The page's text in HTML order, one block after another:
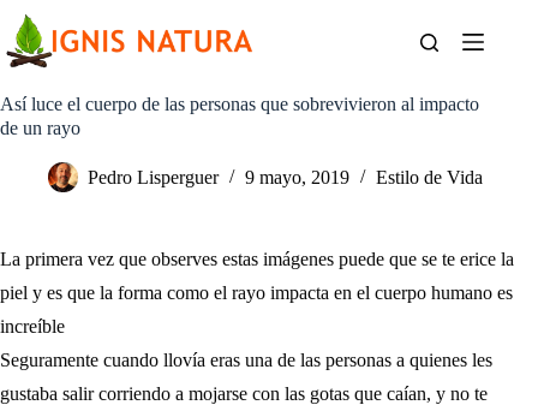
contenido
Así luce el cuerpo de las personas que sobrevivieron al impacto
de un rayo
Pedro Lisperguer 9 mayo, 2019 Estilo de Vida
La primera vez que observes estas imágenes puede que se te erice la
piel y es que la forma como el rayo impacta en el cuerpo humano es
increíble
Seguramente cuando llovía eras una de las personas a quienes les
gustaba salir corriendo a mojarse con las gotas que caían, y no te